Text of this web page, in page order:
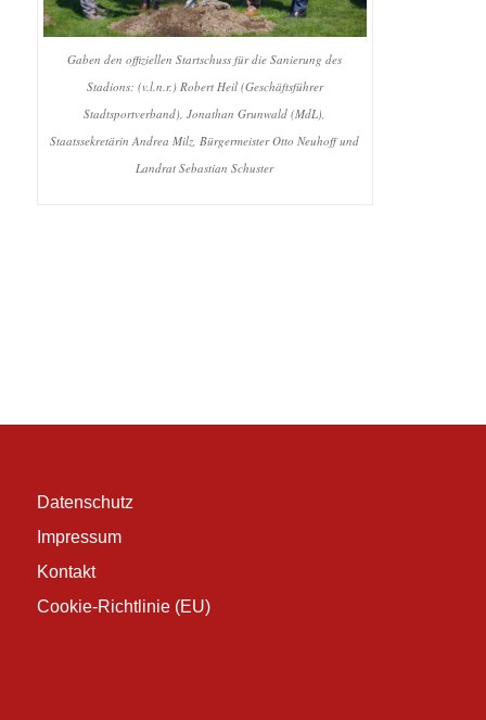
Gaben den offiziellen Startschuss für die Sanierung des
Stadions: (v.l.n.r.) Robert Heil (Geschäftsführer
Stadtsportverband), Jonathan Grunwald (MdL),
Staatssekretärin Andrea Milz, Bürgermeister Otto Neuhoff und
Landrat Sebastian Schuster
Datenschutz
Impressum
Kontakt
Cookie-Richtlinie (EU)